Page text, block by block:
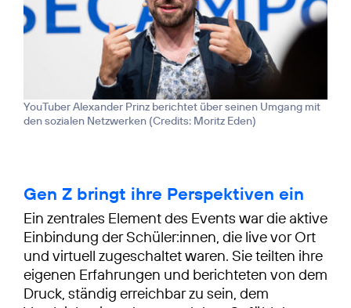
YouTuber Alexander Prinz berichtet über seinen Umgang mit
den sozialen Netzwerken (Credits: Moritz Eden)
Gen Z bringt ihre Perspektiven ein
Ein zentrales Element des Events war die aktive
Einbindung der Schüler:innen, die live vor Ort
und virtuell zugeschaltet waren. Sie teilten ihre
eigenen Erfahrungen und berichteten von dem
Druck, ständig erreichbar zu sein, dem